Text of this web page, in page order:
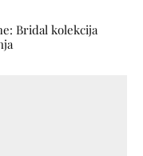
Bridal kolekcija